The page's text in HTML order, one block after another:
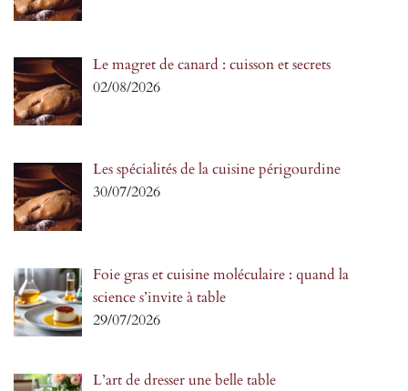
Le magret de canard : cuisson et secrets
02/08/2026
Les spécialités de la cuisine périgourdine
30/07/2026
Foie gras et cuisine moléculaire : quand la
science s’invite à table
29/07/2026
L’art de dresser une belle table